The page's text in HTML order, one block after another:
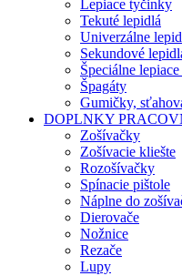
Lepiace tyčinky
Tekuté lepidlá
Univerzálne
Sekundové
Špeciálne
Špagáty
Gumičky,
DOPLNKY
Zošívačky
Zošívacie kliešte
Rozošívačky
Spínacie pištole
Náplne do
Dierovače
Nožnice
Rezače
Lupy